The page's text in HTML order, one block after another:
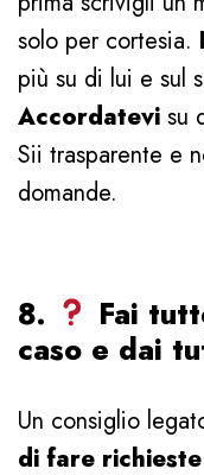
solo per cortesia.
più su di lui e sul
Accordatevi su
Sii trasparente e
domande.
8.
Fai
caso e dai
Un consiglio
di fare richieste